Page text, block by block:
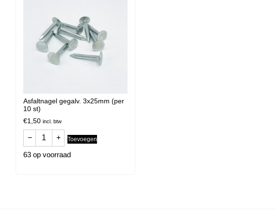
Asfaltnagel gegalv. 3x25mm (per
10 st)
€1,50 incl. btw
− + Toevoegen
63 op voorraad